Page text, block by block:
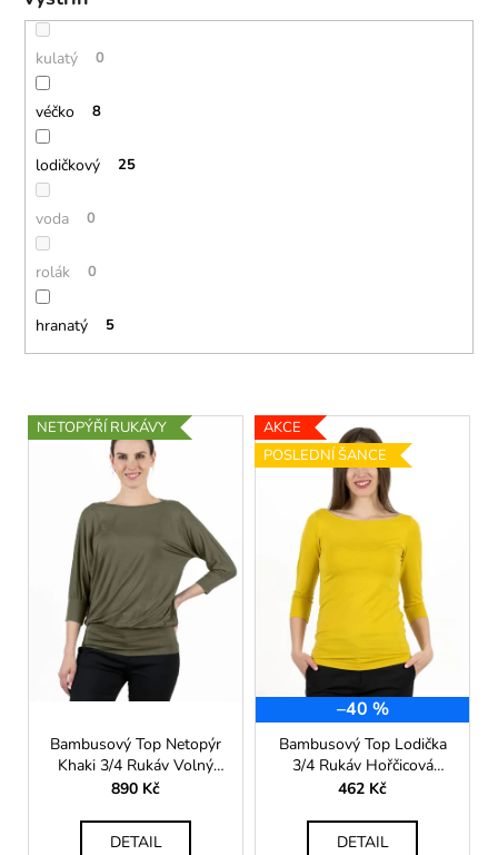
kulatý 0
véčko 8
lodičkový 25
voda 0
rolák 0
hranatý 5
V
ý
NETOPÝŘÍ RUKÁVY
Bambusový Top Netopýr
Khaki 3/4 Rukáv Volný
Střih Dámský
890 Kč
DETAIL
AKCE
POSLEDNÍ ŠANCE
–40 %
Bambusový Top Lodička
3/4 Rukáv Hořčicová
Dámská
462 Kč
DETAIL